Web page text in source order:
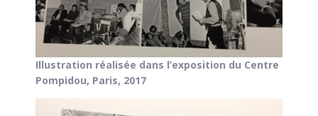
Illustration réalisée dans l’exposition du Centre
Pompidou, Paris, 2017